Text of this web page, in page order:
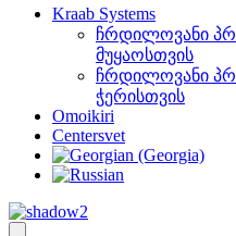
Kraab Systems
ჩრდილოვანი
მუყაოსთვის
ჩრდილოვანი
ჭერისთვის
Omoikiri
Centersvet